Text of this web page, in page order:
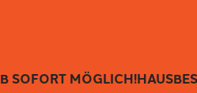
SOFORT MÖGLICH!